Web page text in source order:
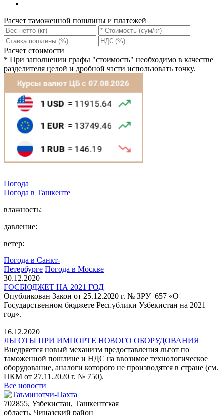
Расчет таможенной пошлины и платежей
Расчет стоимости
* При заполнении графы "стоимость" необходимо в качестве
разделителя целой и дробной части использовать точку.
Погода
Погода в Ташкентe
влажность:
давление:
ветер:
Погода в Санкт-
Петербурге Погода в Москве
30.12.2020
ГОСБЮДЖЕТ НА 2021 ГОД
Опубликован Закон от 25.12.2020 г. № ЗРУ–657 «О
Государственном бюджете Республики Узбекистан на 2021
год».
16.12.2020
ЛЬГОТЫ ПРИ ИМПОРТЕ НОВОГО ОБОРУДОВАНИЯ
Внедряется новый механизм предоставления льгот по
таможенной пошлине и НДС на ввозимое технологическое
оборудование, аналоги которого не производятся в стране (см.
ПКМ от 27.11.2020 г. № 750).
Все новости
702855, Узбекистан, Ташкентская
область, Чиназский район